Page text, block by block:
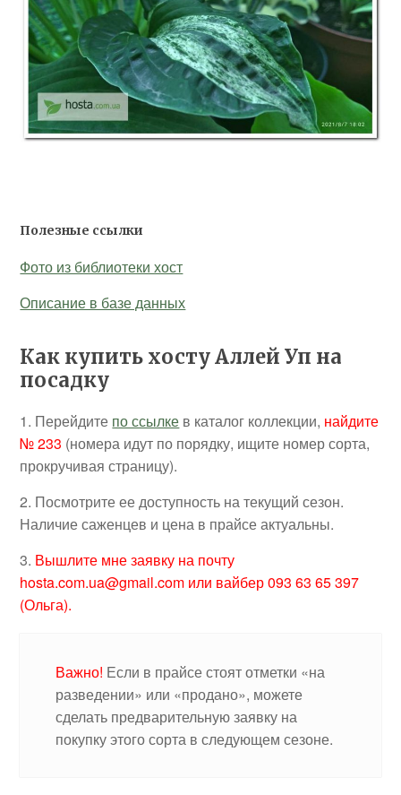
Полезные ссылки
Фото из библиотеки хост
Описание в базе данных
Как купить хосту Аллей Уп на
посадку
1. Перейдите по ссылке в каталог коллекции, найдите
№ 233 (номера идут по порядку, ищите номер сорта,
прокручивая страницу).
2. Посмотрите ее доступность на текущий сезон.
Наличие саженцев и цена в прайсе актуальны.
3. Вышлите мне заявку на почту
hosta.com.ua@gmail.com или вайбер 093 63 65 397
(Ольга).
Важно! Если в прайсе стоят отметки «на
разведении» или «продано», можете
сделать предварительную заявку на
покупку этого сорта в следующем сезоне.